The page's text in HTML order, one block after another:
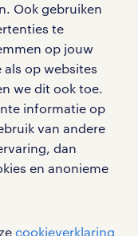
Ook gebruiken
te
op jouw
als op websites
we dit ook toe.
informatie op
van andere
dan
en anonieme
cookieverklaring
omtrent